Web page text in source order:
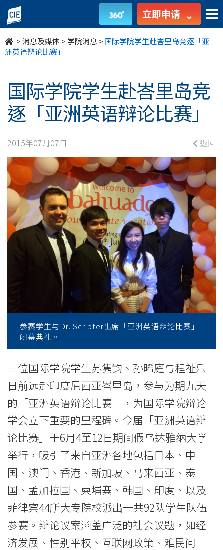
國
際
學
學
生
赴
峇
里
島
競
逐
英
辯
論
比
賽」
学
院
消
息
立即申请
>消息及媒体 >学院消息 > 国际学院学生赴峇里岛竞逐「亚
洲英语辩论比赛」
国际学院学生赴峇里岛竞
逐「亚洲英语辩论比赛」
2015年07月07日 返回
参赛学生与Dr. Scripter出席「亚洲英语辩论比赛」
闭幕典礼。
三位国际学院学生苏隽钧、孙晞庭与程祉乐
日前远赴印度尼西亚峇里岛，参与为期九天
的「亚洲英语辩论比赛」，为国际学院辩论
学会立下重要的里程碑。今届「亚洲英语辩
论比赛」于6月4至12日期间假乌达雅纳大学
举行，吸引了来自亚洲各地包括日本、中
国、澳门、香港、新加坡、马来西亚、泰
国、孟加拉国、柬埔寨、韩国、印度、以及
菲律宾44所大专院校派出一共92队学生队伍
参赛。辩论议案涵盖广泛的社会议题，如经
济发展、性别平权、互联网政策、难民问